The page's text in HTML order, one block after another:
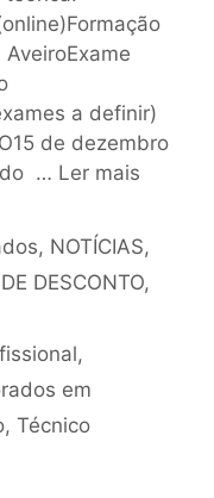
AveiroExame
a definir)
de dezembro
… Ler mais
, NOTÍCIAS,
DESCONTO,
,
em
, Técnico